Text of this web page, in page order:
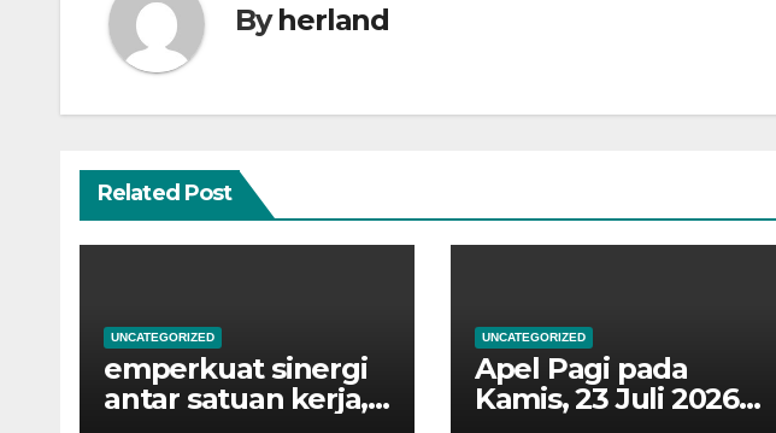
Byherland
Related Post
UNCATEGORIZED
emperkuat sinergi
antar satuan kerja,
UNCATEGORIZED
Apel Pagi pada
Kamis, 23 Juli 2026,